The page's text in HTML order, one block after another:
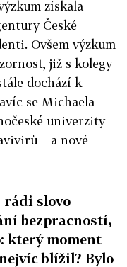
získala
České
Ovšem výzkum
již s kolegy
dochází k
se Michaela
univerzity
− a nové
slovo
bezpracností,
který moment
blížil? Bylo